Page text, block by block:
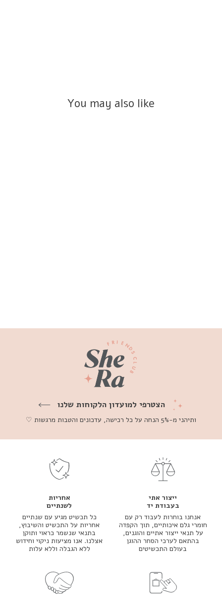
You may also like
הצטרפי למועדון הלקוחות שלנו
ותיהני מ-5% הנחה על כל רכישה, עדכונים והטבות מרגשות ♡
ייצור אתי
בעבודת יד
אנחנו בוחרות לעבוד רק עם
חומרי גלם איכותיים, תוך הקפדה
על תנאי ייצור אתיים והוגנים,
בהתאם לערכי הסחר ההוגן
בעולם התכשיטים
אחריות
לשנתיים
כל תכשיט מגיע עם שנתיים
אחריות על התכשיט והשיבוץ,
בתנאי שנשמר כראוי ותוקן
אצלנו. אנו מציעות ניקוי וחידוש
ללא הגבלה וללא עלות